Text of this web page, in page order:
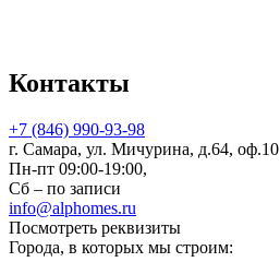
Контакты
+7 (846) 990-93-98
г. Самара, ул. Мичурина, д.64, оф.10
Пн-пт 09:00-19:00,
Сб – по записи
info@alphomes.ru
Посмотреть реквизиты
Города, в которых мы строим: